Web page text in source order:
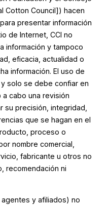
Cotton Council]) hacen
presentar información
de Internet, CCI no
información y tampoco
eficacia, actualidad o
información. El uso de
solo se debe confiar en
cabo una revisión
su precisión, integridad,
que se hagan en el
proceso o
nombre comercial,
fabricante u otros no
recomendación ni
y afiliados) no